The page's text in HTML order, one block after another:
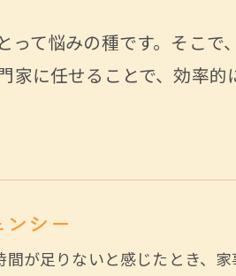
て悩みの種です。そこ
家に任せることで、効率
シー
間が足りないと感じたとき、